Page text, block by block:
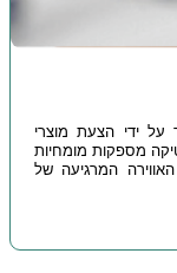
ידי הצעת מוצרי
מספקות מומחיות
המרגיעה של